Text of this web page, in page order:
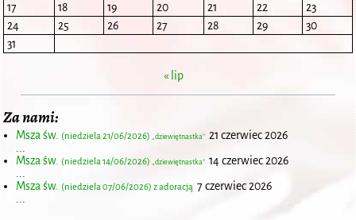
17
18 19 20 21 22
23
24
25 26 27 28 29
30
31
« lip
Za nami:
Msza św. (niedziela 21/06/2026) „dziewiętnastka” 21 czerwiec 2026
...
Msza św. (niedziela 14/06/2026) „dziewiętnastka” 14 czerwiec 2026
...
Msza św. (niedziela 07/06/2026) z adoracją 7 czerwiec 2026
...